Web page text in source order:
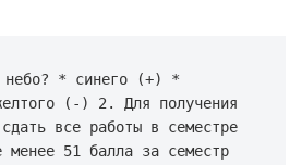
небо? * синего (+)
*
( - ) 2. Для
получения
сдать все работы в
семестре
менее 51 балла за семестр